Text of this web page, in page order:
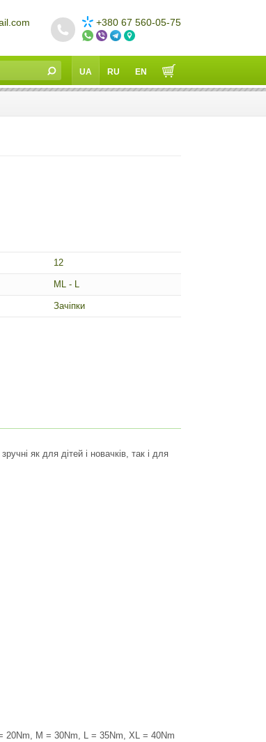
+380 67 560-05-75
UA RU EN
12
ML - L
Зачіпки
як для дітей і новачків, так і для
20Nm, M = 30Nm, L = 35Nm, XL = 40Nm